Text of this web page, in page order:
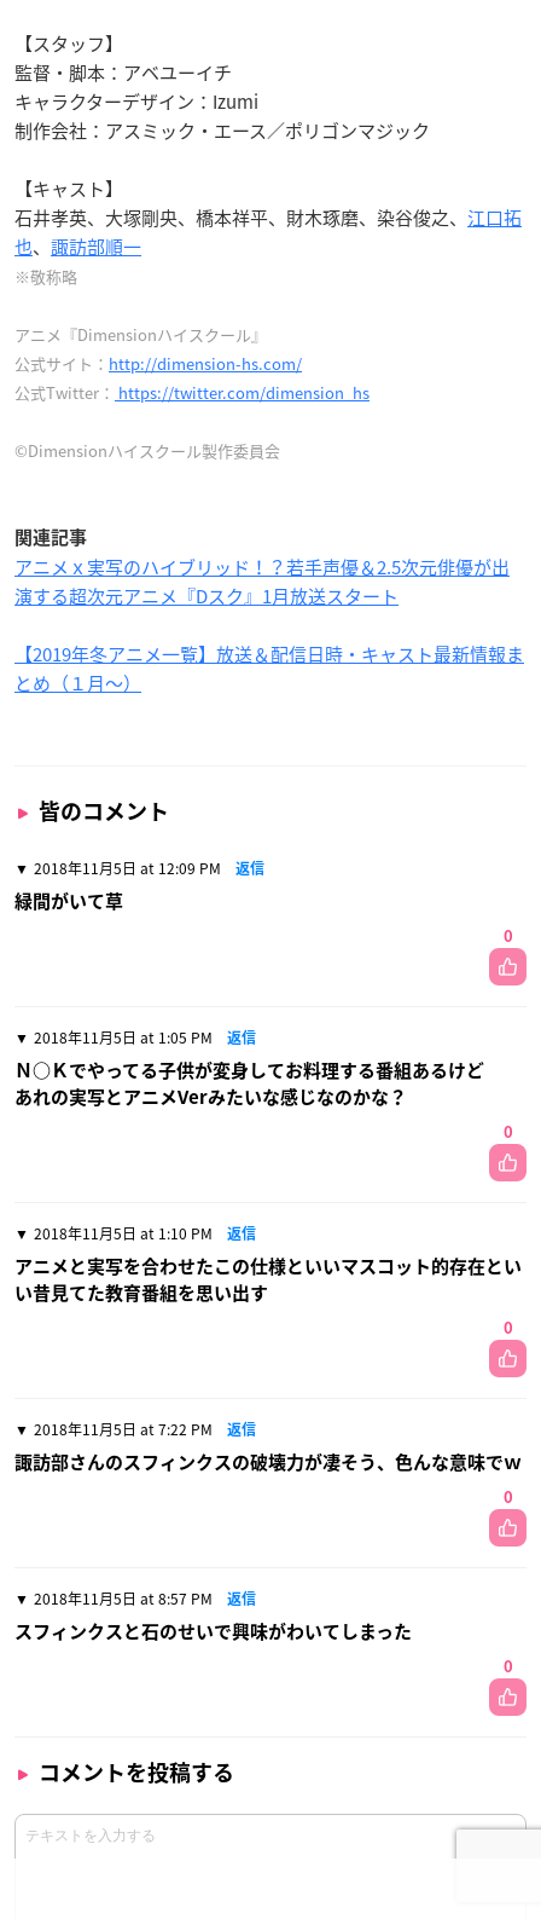
【スタッフ】
監督・脚本：アベユーイチ
キャラクターデザイン：Izumi
制作会社：アスミック・エース／ポリゴンマジック
【キャスト】
石井孝英、大塚剛央、橋本祥平、財木琢磨、染谷俊之、 江口拓
也、 諏訪部順一
※敬称略
アニメ『Dimensionハイスクール』
公式サイト： http://dimension-hs.com/
公式Twitter： https://twitter.com/dimension_hs
©Dimensionハイスクール製作委員会
関連記事
アニメｘ実写のハイブリッド！？若手声優＆2.5次元俳優が出
演する超次元アニメ『Dスク』1月放送スタート
【2019年冬アニメ一覧】放送＆配信日時・キャスト最新情報ま
とめ（１月〜）
皆のコメント
2018年11月5日 at 12:09 PM 返信
緑間がいて草
0
2018年11月5日 at 1:05 PM 返信
Ｎ○Ｋでやってる子供が変身してお料理する番組あるけど
あれの実写とアニメVerみたいな感じなのかな？
0
2018年11月5日 at 1:10 PM 返信
アニメと実写を合わせたこの仕様といいマスコット的存在とい
い昔見てた教育番組を思い出す
0
2018年11月5日 at 7:22 PM 返信
諏訪部さんのスフィンクスの破壊力が凄そう、色んな意味でｗ
0
2018年11月5日 at 8:57 PM 返信
スフィンクスと石のせいで興味がわいてしまった
0
コメントを投稿する